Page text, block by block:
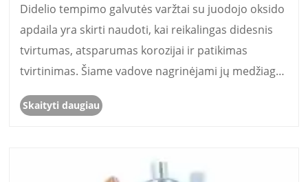
pramonės reikmėms
​Didelio tempimo galvutės varžtai su juodojo oksido
apdaila yra skirti naudoti, kai reikalingas didesnis
tvirtumas, atsparumas korozijai ir patikimas
tvirtinimas. Šiame vadove nagrinėjami jų medžiagų
pranašumai, gamybos procesas, techninės
specifikacijos, taikymo sritys ir pasirinkimo
Skaityti daugiau